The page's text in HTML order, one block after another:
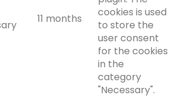
11 months
cookies is used
to store the
user consent
for the cookies
in the
category
"Necessary".